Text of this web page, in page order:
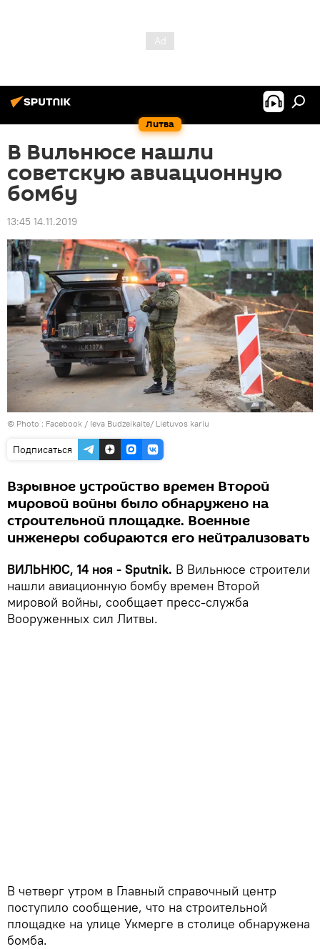
Литва
В Вильнюсе нашли
советскую авиационную
бомбу
13:45 14.11.2019
© Photo : Facebook / Ieva Budzeikaite/ Lietuvos kariu
Подписаться
Взрывное устройство времен Второй
мировой войны было обнаружено на
строительной площадке. Военные
инженеры собираются его нейтрализовать
ВИЛЬНЮС, 14 ноя - Sputnik. В Вильнюсе строители
нашли авиационную бомбу времен Второй
мировой войны, сообщает пресс-служба
Вооруженных сил Литвы.
В четверг утром в Главный справочный центр
поступило сообщение, что на строительной
площадке на улице Укмерге в столице обнаружена
бомба.